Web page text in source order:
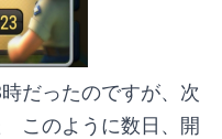
だったのですが、次
このように数日、開